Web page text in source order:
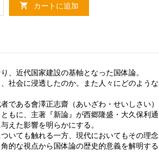
shopping_cart カートに追加
、近代国家建設の基軸となった国体論。
社会に浸透したのか。また人々にどのよう
である會澤正志齋（あいざわ・せいしさい
もに、主著『新論』が西郷隆盛・大久保利
えた影響を明らかにする。
いても触れる一方、現代においてもその理
的な視点から国体論の歴史的意義を解明する